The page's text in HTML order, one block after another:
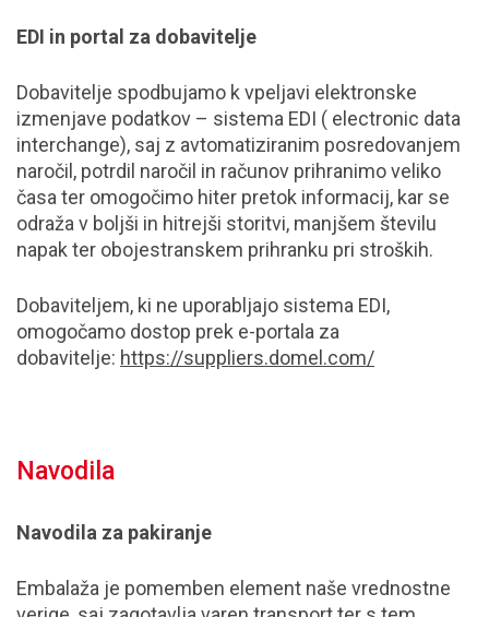
EDI in portal za dobavitelje
Dobavitelje spodbujamo k vpeljavi elektronske
izmenjave podatkov – sistema EDI ( electronic data
interchange), saj z avtomatiziranim posredovanjem
naročil, potrdil naročil in računov prihranimo veliko
časa ter omogočimo hiter pretok informacij, kar se
odraža v boljši in hitrejši storitvi, manjšem številu
napak ter obojestranskem prihranku pri stroških.
Dobaviteljem, ki ne uporabljajo sistema EDI,
omogočamo dostop prek e-portala za
dobavitelje: https://suppliers.domel.com/
Navodila
Navodila za pakiranje
Embalaža je pomemben element naše vrednostne